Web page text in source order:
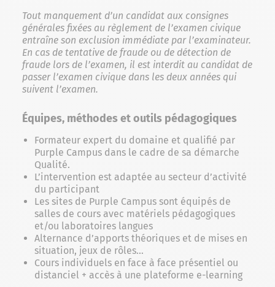
Tout manquement d’un candidat aux consignes
générales fixées au règlement de l’examen civique
entraîne son exclusion immédiate par l’examinateur.
En cas de tentative de fraude ou de détection de
fraude lors de l’examen, il est interdit au candidat de
passer l’examen civique dans les deux années qui
suivent l’examen.
Équipes, méthodes et outils pédagogiques
Formateur expert du domaine et qualifié par
Purple Campus dans le cadre de sa démarche
Qualité.
L’intervention est adaptée au secteur d’activité
du participant
Les sites de Purple Campus sont équipés de
salles de cours avec matériels pédagogiques
et/ou laboratoires langues
Alternance d’apports théoriques et de mises en
situation, jeux de rôles…
Cours individuels en face à face présentiel ou
distanciel + accès à une plateforme e-learning